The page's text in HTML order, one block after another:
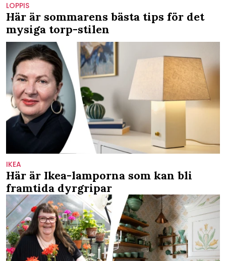
LOPPIS
Här är sommarens bästa tips för det
mysiga torp-stilen
IKEA
Här är Ikea-lamporna som kan bli
framtida dyrgripar